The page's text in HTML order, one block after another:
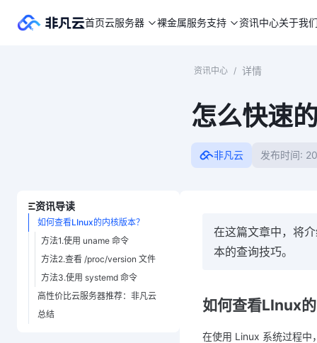
首页云服务器 裸金属服务支持 资讯中心关于我
资讯中心 / 详情
怎么快速
非凡云 发布时间:
资讯导读
如何查看LInux的内核版本？
方法1.使用 uname 命令
方法2.查看 /proc/version 文件
方法3.使用 systemd 命令
高性价比云服务器推荐：非凡云
总结
在这篇文章中，将
本的查询技巧。
如何查看LInux
在使用 Linux 系统过程中